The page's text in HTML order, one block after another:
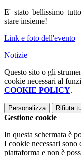
E' stato bellissimo
stare insieme!
Link e foto dell'evento
Notizie
Questo sito o gli
cookie necessari al
COOKIE POLICY.
Personalizza Rifiuta
Gestione cookie
In questa schermata è
I cookie necessari
piattaforma e non è